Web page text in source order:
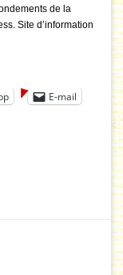
de la
Site d’information
E-mail